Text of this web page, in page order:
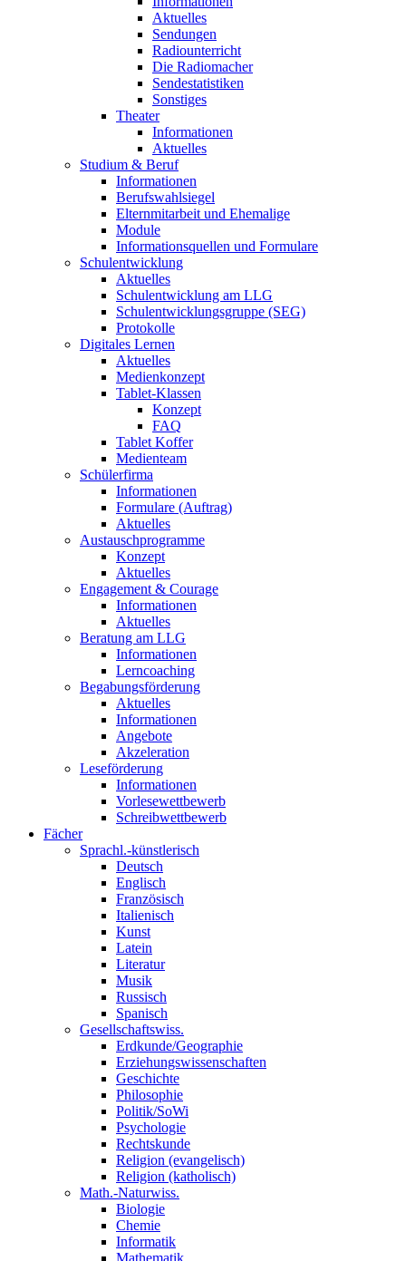
Aktuelles
Sendungen
Radiounterricht
Die Radiomacher
Sendestatistiken
Sonstiges
Theater
Informationen
Aktuelles
Studium & Beruf
Informationen
Berufswahlsiegel
Elternmitarbeit und Ehemalige
Module
Informationsquellen und Formulare
Schulentwicklung
Aktuelles
Schulentwicklung am LLG
Schulentwicklungsgruppe (SEG)
Protokolle
Digitales Lernen
Aktuelles
Medienkonzept
Tablet-Klassen
Konzept
FAQ
Tablet Koffer
Medienteam
Schülerfirma
Informationen
Formulare (Auftrag)
Aktuelles
Austauschprogramme
Konzept
Aktuelles
Engagement & Courage
Informationen
Aktuelles
Beratung am LLG
Informationen
Lerncoaching
Begabungsförderung
Aktuelles
Informationen
Angebote
Akzeleration
Leseförderung
Informationen
Vorlesewettbewerb
Schreibwettbewerb
Fächer
Sprachl.-künstlerisch
Deutsch
Englisch
Französisch
Italienisch
Kunst
Latein
Literatur
Musik
Russisch
Spanisch
Gesellschaftswiss.
Erdkunde/Geographie
Erziehungswissenschaften
Geschichte
Philosophie
Politik/SoWi
Psychologie
Rechtskunde
Religion (evangelisch)
Religion (katholisch)
Math.-Naturwiss.
Biologie
Chemie
Informatik
Mathematik